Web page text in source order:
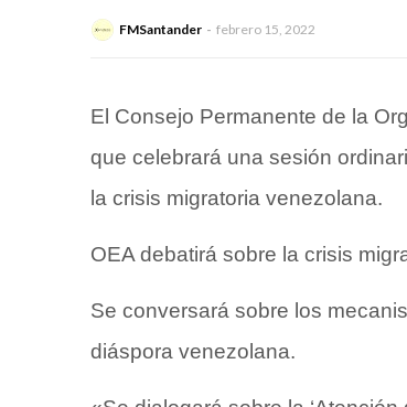
FMSantander febrero 15, 2022
El Consejo Permanente de la
que celebrará una sesión
la crisis migratoria venezolana.
OEA debatirá sobre la crisis
Se conversará sobre los
diáspora venezolana.